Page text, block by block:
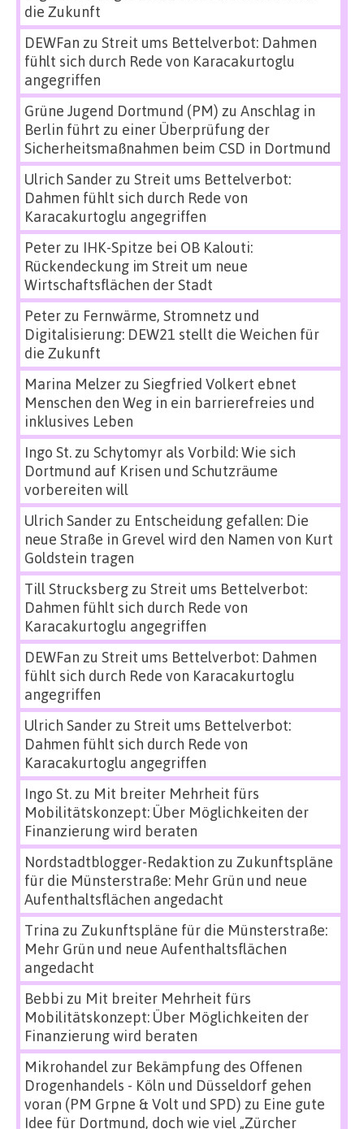
die Zukunft
DEWFan zu Streit ums Bettelverbot: Dahmen
fühlt sich durch Rede von Karacakurtoglu
angegriffen
Grüne Jugend Dortmund (PM) zu Anschlag in
Berlin führt zu einer Überprüfung der
Sicherheitsmaßnahmen beim CSD in Dortmund
Ulrich Sanderzu Streit ums Bettelverbot:
Dahmen fühlt sich durch Rede von
Karacakurtoglu angegriffen
Peterzu IHK-Spitze bei OB Kalouti:
Rückendeckung im Streit um neue
Wirtschaftsflächen der Stadt
Peterzu Fernwärme, Stromnetz und
Digitalisierung: DEW21 stellt die Weichen für
die Zukunft
Marina Melzerzu Siegfried Volkert ebnet
Menschen den Weg in ein barrierefreies und
inklusives Leben
Ingo St.zu Schytomyr als Vorbild: Wie sich
Dortmund auf Krisen und Schutzräume
vorbereiten will
Ulrich Sanderzu Entscheidung gefallen: Die
neue Straße in Grevel wird den Namen von Kurt
Goldstein tragen
Till Strucksbergzu Streit ums Bettelverbot:
Dahmen fühlt sich durch Rede von
Karacakurtoglu angegriffen
DEWFan zu Streit ums Bettelverbot: Dahmen
fühlt sich durch Rede von Karacakurtoglu
angegriffen
Ulrich Sanderzu Streit ums Bettelverbot:
Dahmen fühlt sich durch Rede von
Karacakurtoglu angegriffen
Ingo St.zu Mit breiter Mehrheit fürs
Mobilitätskonzept: Über Möglichkeiten der
Finanzierung wird beraten
Nordstadtblogger-Redaktion zu Zukunftspläne
für die Münsterstraße: Mehr Grün und neue
Aufenthaltsflächen angedacht
Trina zu Zukunftspläne für die Münsterstraße:
Mehr Grün und neue Aufenthaltsflächen
angedacht
Bebbi zu Mit breiter Mehrheit fürs
Mobilitätskonzept: Über Möglichkeiten der
Finanzierung wird beraten
Mikrohandel zur Bekämpfung des Offenen
Drogenhandels - Köln und Düsseldorf gehen
voran (PM Grpne & Volt und SPD) zu Eine gute
Idee für Dortmund, doch wie viel „Zürcher